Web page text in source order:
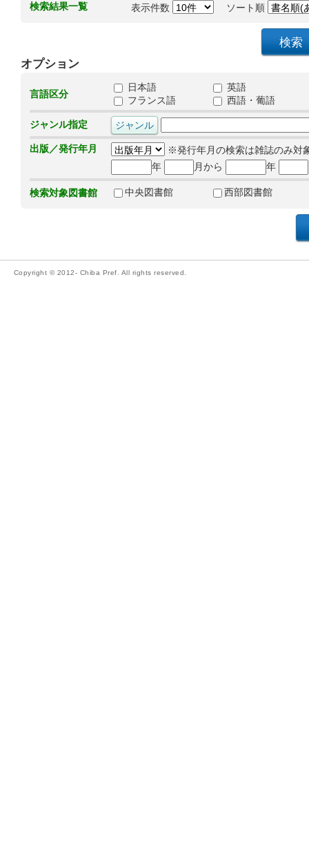
検索結果一覧 表示件数 ソート順
オプション
言語区分
日本語
英語
フランス語
西語・葡語
ジャンル指定
出版／発行年月
※発行年月の検索は雑誌のみ対
年
月から 年
検索対象図書館 中央図書館 西部図書館
Copyright © 2012- Chiba Pref. All rights reserved.